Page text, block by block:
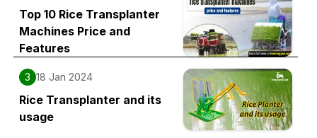
Top 10 Rice Transplanter
Machines Price and
Features
3 18 Jan 2024
Rice Transplanter and its
usage